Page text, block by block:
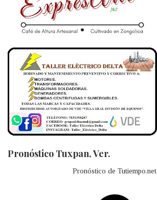
Pronóstico Tuxpan, Ver.
Pronóstico de Tutiempo.net